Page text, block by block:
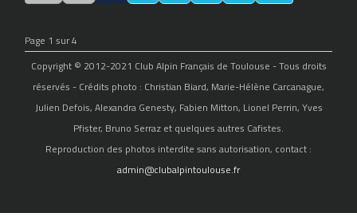
Page 1 sur 4
Copyright © 2012-2021 Club Alpin Français de Toulouse - Tous droits
réservés - Crédits photo : Christian Biard, Marie-Hélène Carcanague,
Julien Defois, Alexandra Genesty, Fabien Mitton, Lionel Perrin, Yves
Pfister, Bruno Serraz et quelques autres Cafistes.
Reproduction des photos interdite sans autorisation, contact :
admin@clubalpintoulouse.fr